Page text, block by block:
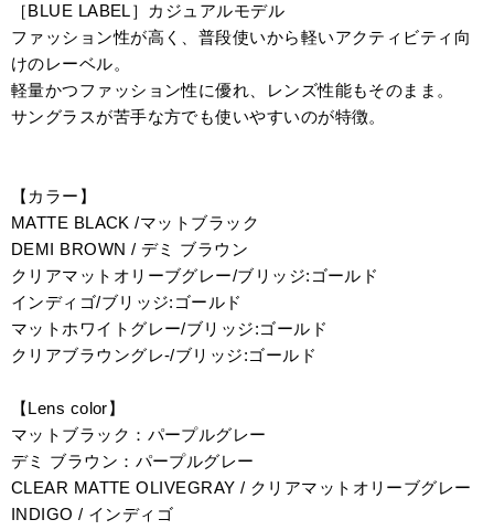
［BLUE LABEL］カジュアルモデル
ファッション性が高く、普段使いから軽いアクティビティ向
けのレーベル。
軽量かつファッション性に優れ、レンズ性能もそのまま。
サングラスが苦手な方でも使いやすいのが特徴。
【カラー】
MATTE BLACK /マットブラック
DEMI BROWN / デミ ブラウン
クリアマットオリーブグレー/ブリッジ:ゴールド
インディゴ/ブリッジ:ゴールド
マットホワイトグレー/ブリッジ:ゴールド
クリアブラウングレ-/ブリッジ:ゴールド
【Lens color】
マットブラック：パープルグレー
デミ ブラウン：パープルグレー
CLEAR MATTE OLIVEGRAY / クリアマットオリーブグレー
INDIGO / インディゴ